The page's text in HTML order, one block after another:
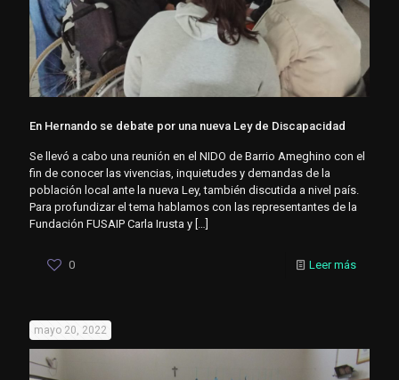
En Hernando se debate por una nueva Ley de Discapacidad
Se llevó a cabo una reunión en el NIDO de Barrio Ameghino con el
fin de conocer las vivencias, inquietudes y demandas de la
población local ante la nueva Ley, también discutida a nivel país.
Para profundizar el tema hablamos con las representantes de la
Fundación FUSAIP Carla Irusta y […]
0 Leer más
mayo 20, 2022